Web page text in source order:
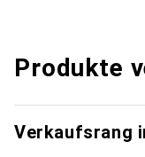
Produkte
Verkaufsrang